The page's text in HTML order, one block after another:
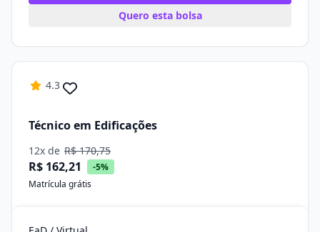
Quero esta bolsa
4.3
Técnico em Edificações
12x de R$ 170,75
R$ 162,21
-5%
Matrícula grátis